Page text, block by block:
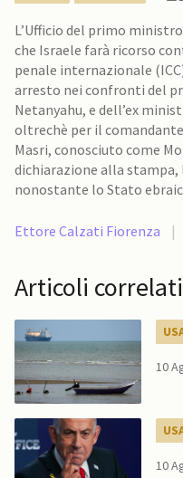
L’Ufficio del primo
che Israele farà ricorso
penale internazionale
arresto nei confronti del
Netanyahu, e dell’ex
oltrechè per il
Masri, conosciuto come
dichiarazione alla stampa,
nonostante lo Stato
Ettore Calzati Fiorenza |
Articoli correlati
10
10